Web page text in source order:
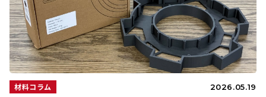
材料コラム 2026.05.19